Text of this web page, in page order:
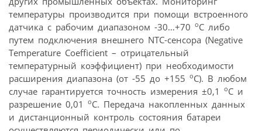
температуры производится при помощи встроенного
датчика с рабочим диапазоном -30…+70 оС либо
путем подключения внешнего NTC-сенсора (Negative
Temperature Coefficient – отрицательный
температурный коэффициент) при необходимости
расширения диапазона (от -55 до +155 оC). В любом
случае гарантируется точность измерения ±0,1
оC и
разрешение 0,01
оC. Передача накопленных данных
и дистанционный контроль состояния батареи